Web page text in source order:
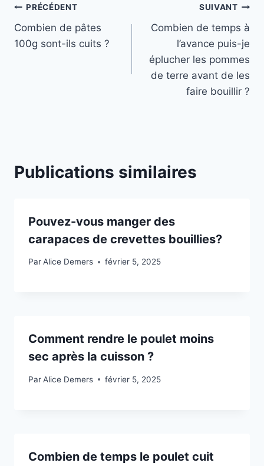
Navigation
de
PRÉCÉDENT
Combien de pâtes
100g sont-ils cuits ?
SUIVANT
Combien de temps à
l’avance puis-je
éplucher les pommes
de terre avant de les
faire bouillir ?
Publications similaires
Pouvez-vous manger des
carapaces de crevettes bouillies?
ParAlice Demers février 5, 2025
Comment rendre le poulet moins
sec après la cuisson ?
ParAlice Demers février 5, 2025
Combien de temps le poulet cuit